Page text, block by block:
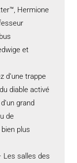
Hermione
et
d’une trappe
diable activé
grand
de
plus
Les salles des